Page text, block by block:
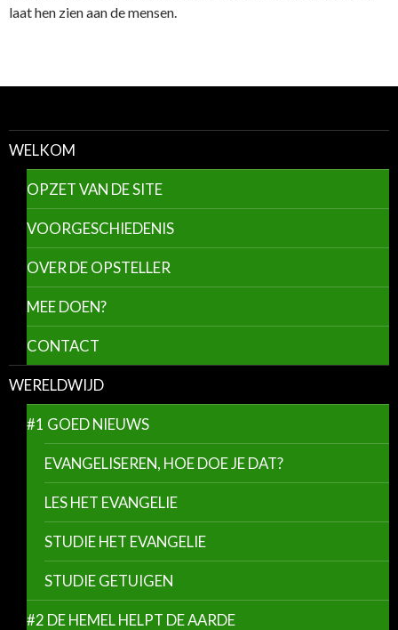
laat hen zien aan de mensen.
WELKOM
OPZET VAN DE SITE
VOORGESCHIEDENIS
OVER DE OPSTELLER
MEE DOEN?
CONTACT
WERELDWIJD
#1 GOED NIEUWS
EVANGELISEREN, HOE DOE JE DAT?
LES HET EVANGELIE
STUDIE HET EVANGELIE
STUDIE GETUIGEN
#2 DE HEMEL HELPT DE AARDE